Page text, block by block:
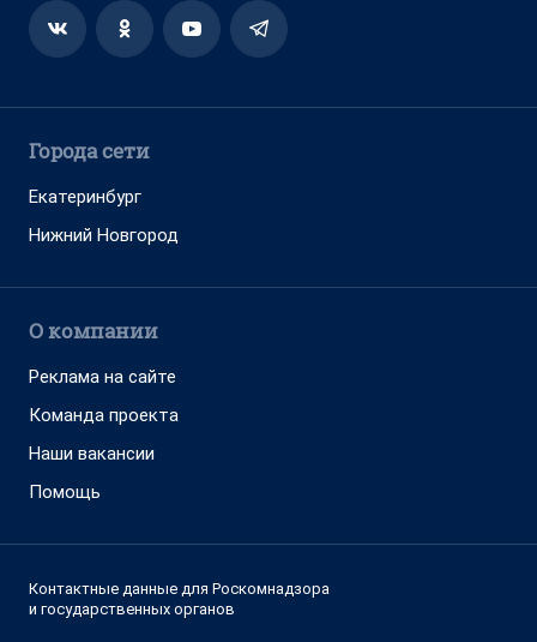
Города сети
Екатеринбург
Нижний Новгород
О компании
Реклама на сайте
Команда проекта
Наши вакансии
Помощь
Контактные данные для Роскомнадзора
и государственных органов